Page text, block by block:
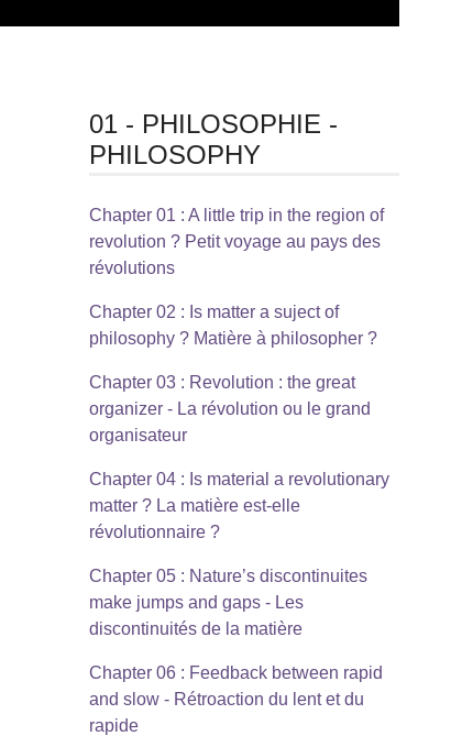
01 - PHILOSOPHIE -
PHILOSOPHY
Chapter 01 : A little trip in the region of
revolution ? Petit voyage au pays des
révolutions
Chapter 02 : Is matter a suject of
philosophy ? Matière à philosopher ?
Chapter 03 : Revolution : the great
organizer - La révolution ou le grand
organisateur
Chapter 04 : Is material a revolutionary
matter ? La matière est-elle
révolutionnaire ?
Chapter 05 : Nature’s discontinuites
make jumps and gaps - Les
discontinuités de la matière
Chapter 06 : Feedback between rapid
and slow - Rétroaction du lent et du
rapide